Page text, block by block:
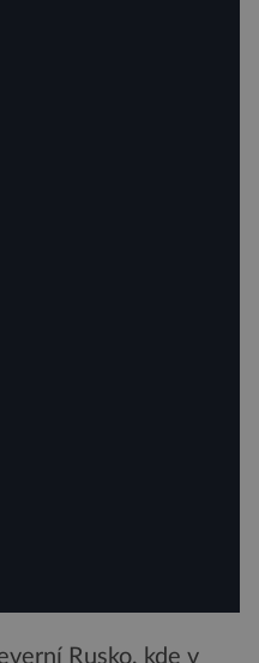
Rusko, kde v